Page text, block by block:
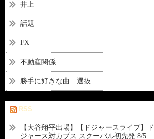
井上
話題
FX
不動産関係
勝手に好きな曲 選抜
RSS
【大谷翔平出場】【ドジャースライブ】ド
ジャース対カブス スクーバル初先発 8/5